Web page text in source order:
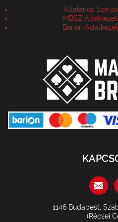
Általános
MBSZ
Barion
1146 Budapest,
(Récsei